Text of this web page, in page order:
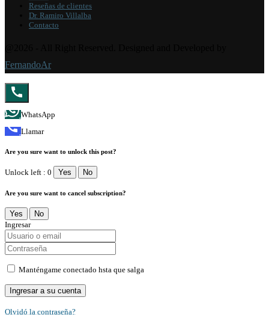
Reseñas de clientes
Dr. Ramiro Villalba
Contacto
FernandoAr
WhatsApp
Llamar
Are you sure want to unlock this post?
Unlock left : 0 Yes No
Are you sure want to cancel subscription?
Yes
No
Ingresar
Manténgame conectado hsta que salga
Olvidó la contraseña?